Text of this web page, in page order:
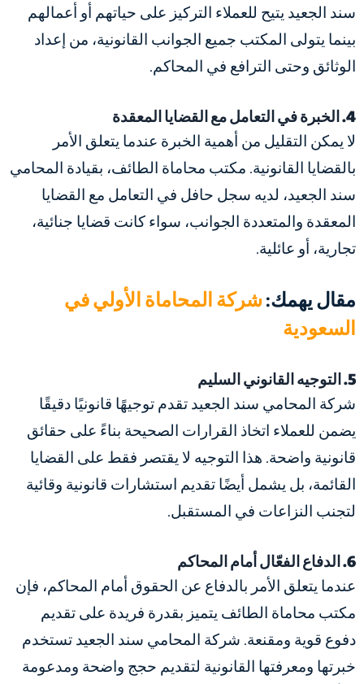
سند الجعيد يتيح للعملاء التركيز على حياتهم أو أعمالهم
بينما يتولى المكتب جميع الجوانب القانونية، من إعداد
الوثائق وحتى الترافع في المحاكم.
4. الخبرة في التعامل مع القضايا المعقدة
لا يمكن التقليل من أهمية الخبرة عندما يتعلق الأمر
بالقضايا القانونية. مكتب محاماة الطائف، بقيادة المحامي
سند الجعيد، لديه سجل حافل في التعامل مع القضايا
المعقدة والمتعددة الجوانب، سواء كانت قضايا جنائية،
تجارية، أو عائلية.
مقال يهمك:شركة المحاماة الأولي في
السعودية
5. التوجيه القانوني السليم
شركة المحامي سند الجعيد تقدم توجيهًا قانونيًا دقيقًا
يضمن للعملاء اتخاذ القرارات الصحيحة بناءً على حقائق
قانونية واضحة. هذا التوجيه لا يقتصر فقط على القضايا
القائمة، بل يشمل أيضًا تقديم استشارات قانونية وقائية
لتجنب النزاعات في المستقبل.
6. الدفاع الفعّال أمام المحاكم
عندما يتعلق الأمر بالدفاع عن الحقوق أمام المحاكم، فإن
مكتب محاماة الطائف يتميز بقدرة فريدة على تقديم
دفوع قوية ومقنعة. شركة المحامي سند الجعيد تستخدم
خبرتها ومعرفتها القانونية لتقديم حجج واضحة ومدعومة